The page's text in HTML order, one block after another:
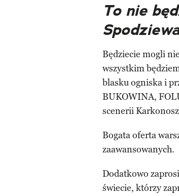
To nie
Będziecie mogli
wszystkim
blasku ogniska i
BUKOWINA,
scenerii
Bogata oferta
zaawansowanych.
Dodatkowo
świecie, którzy